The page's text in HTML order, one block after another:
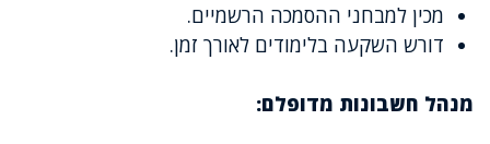
מכין למבחני ההסמכה הרשמיים.
דורש השקעה בלימודים לאורך זמן.
מנהל חשבונות מדופלם: